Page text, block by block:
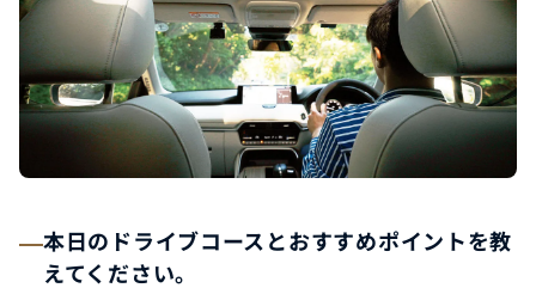
本日のドライブコースとおすすめポイントを教
えてください。